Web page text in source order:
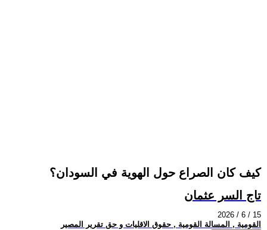
كيف كان الصراع حول الهوية في السودان؟
تاج السر عثمان
2026 / 6 / 15
القومية , المسالة القومية , حقوق الاقليات و حق تقرير المصير